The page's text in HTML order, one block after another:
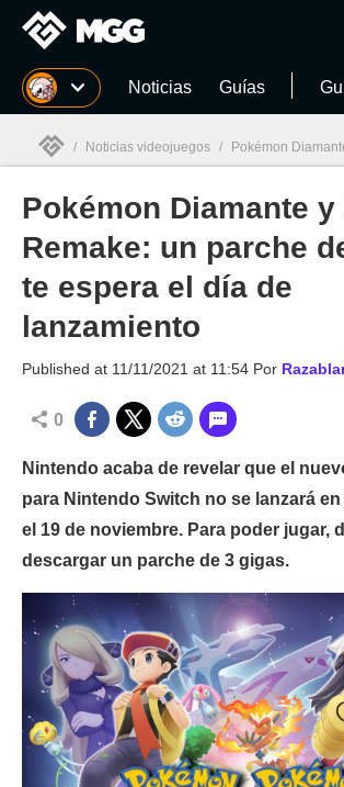
MGG Noticias Guías
MGG
/ Noticias videojuegos / Pokémon Diamante
Pokémon Diamante y
Remake: un parche
te espera el día de
lanzamiento
Published at 11/11/2021 at 11:54 Por
0
Nintendo acaba de revelar que el
para Nintendo Switch no se lanzará en
el 19 de noviembre. Para poder jugar,
descargar un parche de 3 gigas.